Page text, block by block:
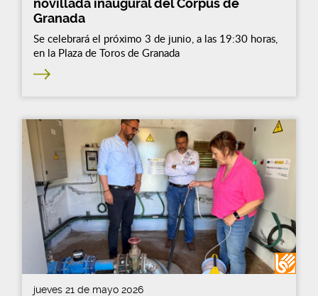
novillada inaugural del Corpus de
Granada
Se celebrará el próximo 3 de junio, a las 19:30 horas,
en la Plaza de Toros de Granada
jueves 21 de mayo 2026